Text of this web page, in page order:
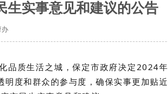
生实事意见和建议的公告
办
品质生活之城，保定市政府决定2024年
度和群众的参与度，确保实事更加贴近